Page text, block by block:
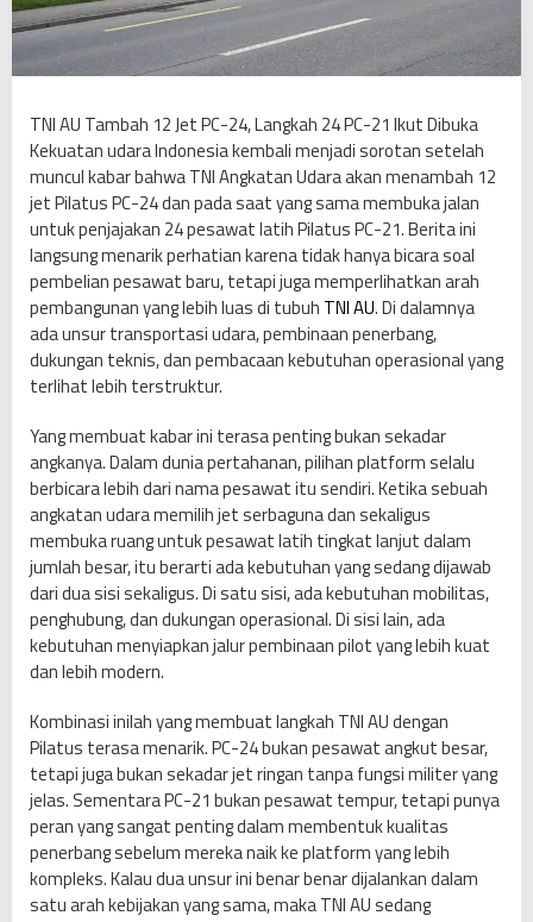
C
2
,
L
a
n
g
k
a
h
2
4
P
-
2
1
I
k
u
t
D
i
k
a
TNI AU Tambah 12 Jet PC-24, Langkah 24 PC-21 Ikut Dibuka
Kekuatan udara Indonesia kembali menjadi sorotan setelah
muncul kabar bahwa TNI Angkatan Udara akan menambah 12
jet Pilatus PC-24 dan pada saat yang sama membuka jalan
untuk penjajakan 24 pesawat latih Pilatus PC-21. Berita ini
langsung menarik perhatian karena tidak hanya bicara soal
pembelian pesawat baru, tetapi juga memperlihatkan arah
pembangunan yang lebih luas di tubuh TNI AU. Di dalamnya
ada unsur transportasi udara, pembinaan penerbang,
dukungan teknis, dan pembacaan kebutuhan operasional yang
terlihat lebih terstruktur.
Yang membuat kabar ini terasa penting bukan sekadar
angkanya. Dalam dunia pertahanan, pilihan platform selalu
berbicara lebih dari nama pesawat itu sendiri. Ketika sebuah
angkatan udara memilih jet serbaguna dan sekaligus
membuka ruang untuk pesawat latih tingkat lanjut dalam
jumlah besar, itu berarti ada kebutuhan yang sedang dijawab
dari dua sisi sekaligus. Di satu sisi, ada kebutuhan mobilitas,
penghubung, dan dukungan operasional. Di sisi lain, ada
kebutuhan menyiapkan jalur pembinaan pilot yang lebih kuat
dan lebih modern.
Kombinasi inilah yang membuat langkah TNI AU dengan
Pilatus terasa menarik. PC-24 bukan pesawat angkut besar,
tetapi juga bukan sekadar jet ringan tanpa fungsi militer yang
jelas. Sementara PC-21 bukan pesawat tempur, tetapi punya
peran yang sangat penting dalam membentuk kualitas
penerbang sebelum mereka naik ke platform yang lebih
kompleks. Kalau dua unsur ini benar benar dijalankan dalam
satu arah kebijakan yang sama, maka TNI AU sedang